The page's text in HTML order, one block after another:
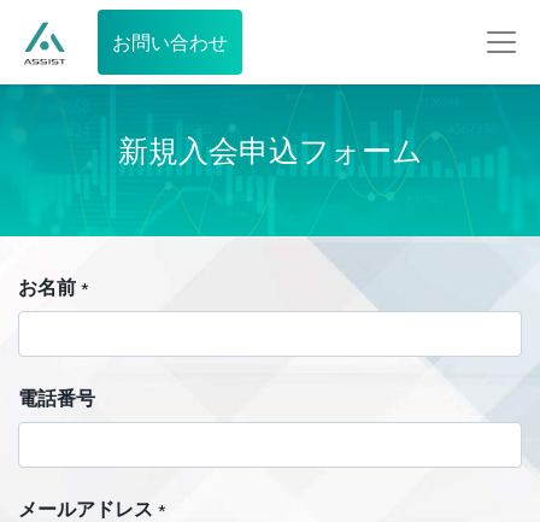
お問い合わせ
新規入会申込フォーム
お名前 *
電話番号
メールアドレス *